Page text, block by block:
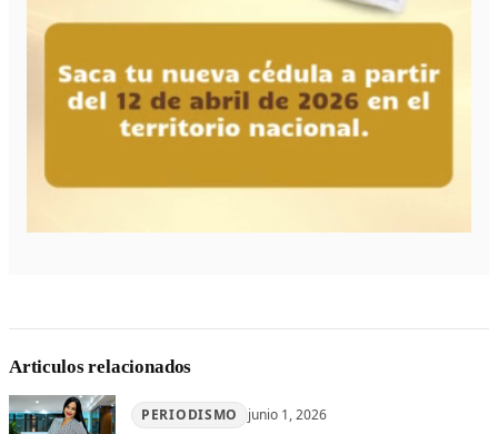
Articulos relacionados
PERIODISMO junio 1, 2026